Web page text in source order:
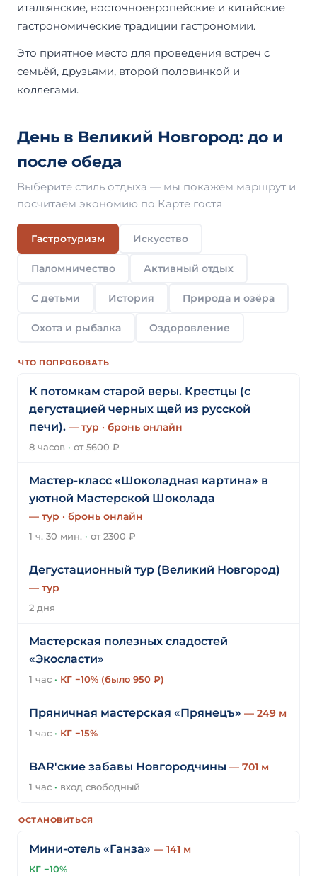
итальянские, восточноевропейские и китайские
гастрономические традиции гастрономии.
Это приятное место для проведения встреч с
семьёй, друзьями, второй половинкой и
коллегами.
День в Великий Новгород: до и
после обеда
Выберите стиль отдыха — мы покажем маршрут и
посчитаем экономию по Карте гостя
Гастротуризм Искусство
Паломничество Активный отдых
С детьми История Природа и озёра
Охота и рыбалка Оздоровление
ЧТО ПОПРОБОВАТЬ
К потомкам старой веры. Крестцы (с
дегустацией черных щей из русской
печи). — тур · бронь онлайн
8 часов · от 5600 ₽
Мастер-класс «‎Шоколадная картина» в
уютной Мастерской Шоколада
— тур · бронь онлайн
1 ч. 30 мин. · от 2300 ₽
Дегустационный тур (Великий Новгород)
— тур
2 дня
Мастерская полезных сладостей
«Экосласти»
1 час · КГ −10% (было 950 ₽)
Пряничная мастерская «Прянецъ» — 249 м
1 час · КГ −15%
BAR'ские забавы Новгородчины — 701 м
1 час · вход свободный
ОСТАНОВИТЬСЯ
Мини-отель «Ганза» — 141 м
КГ −10%